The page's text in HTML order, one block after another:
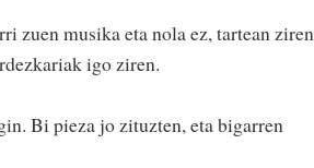
zuen musika eta nola ez, tartean ziren
igo ziren.
Bi pieza jo zituzten, eta bigarren